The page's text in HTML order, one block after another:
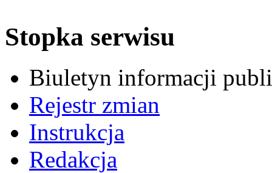
Stopka serwisu
Biuletyn informacji
Rejestr zmian
Instrukcja
Redakcja